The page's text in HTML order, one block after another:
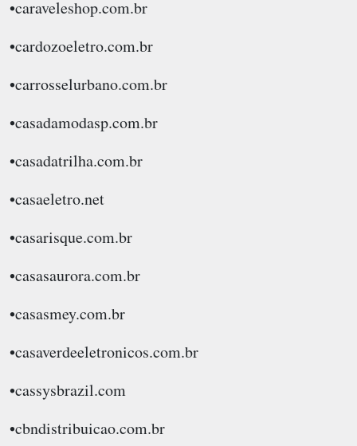
•caraveleshop.com.br
•cardozoeletro.com.br
•carrosselurbano.com.br
•casadamodasp.com.br
•casadatrilha.com.br
•casaeletro.net
•casarisque.com.br
•casasaurora.com.br
•casasmey.com.br
•casaverdeeletronicos.com.br
•cassysbrazil.com
•cbndistribuicao.com.br